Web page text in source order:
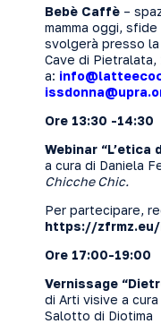
Bebè Caffè –
mamma oggi,
svolgerà presso
Cave di
a:
Ore 13:30 -14:30
Webinar “L’etica
a cura di Daniela
Chicche Chic.
Per partecipare,
https://zfrmz.eu/
Ore 17:00-
Vernissage
di Arti visive a
Salotto di Diotima